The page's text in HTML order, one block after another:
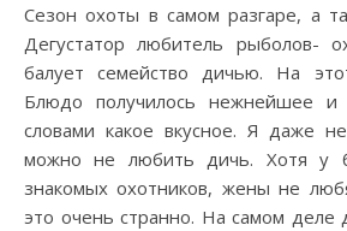
Сезон охоты в самом разгаре, а
Дегустатор любитель рыболов-
балует семейство дичью. На
Блюдо получилось нежнейшее
словами какое вкусное. Я даже
можно не любить дичь. Хотя у
знакомых охотников, жены не
это очень странно. На самом